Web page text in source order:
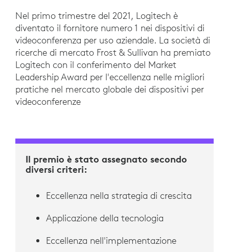
Nel primo trimestre del 2021, Logitech è
diventato il fornitore numero 1 nei dispositivi di
videoconferenza per uso aziendale. La società di
ricerche di mercato Frost & Sullivan ha premiato
Logitech con il conferimento del Market
Leadership Award per l'eccellenza nelle migliori
pratiche nel mercato globale dei dispositivi per
videoconferenze
Il premio è stato assegnato secondo
diversi criteri:
Eccellenza nella strategia di crescita
Applicazione della tecnologia
Eccellenza nell'implementazione